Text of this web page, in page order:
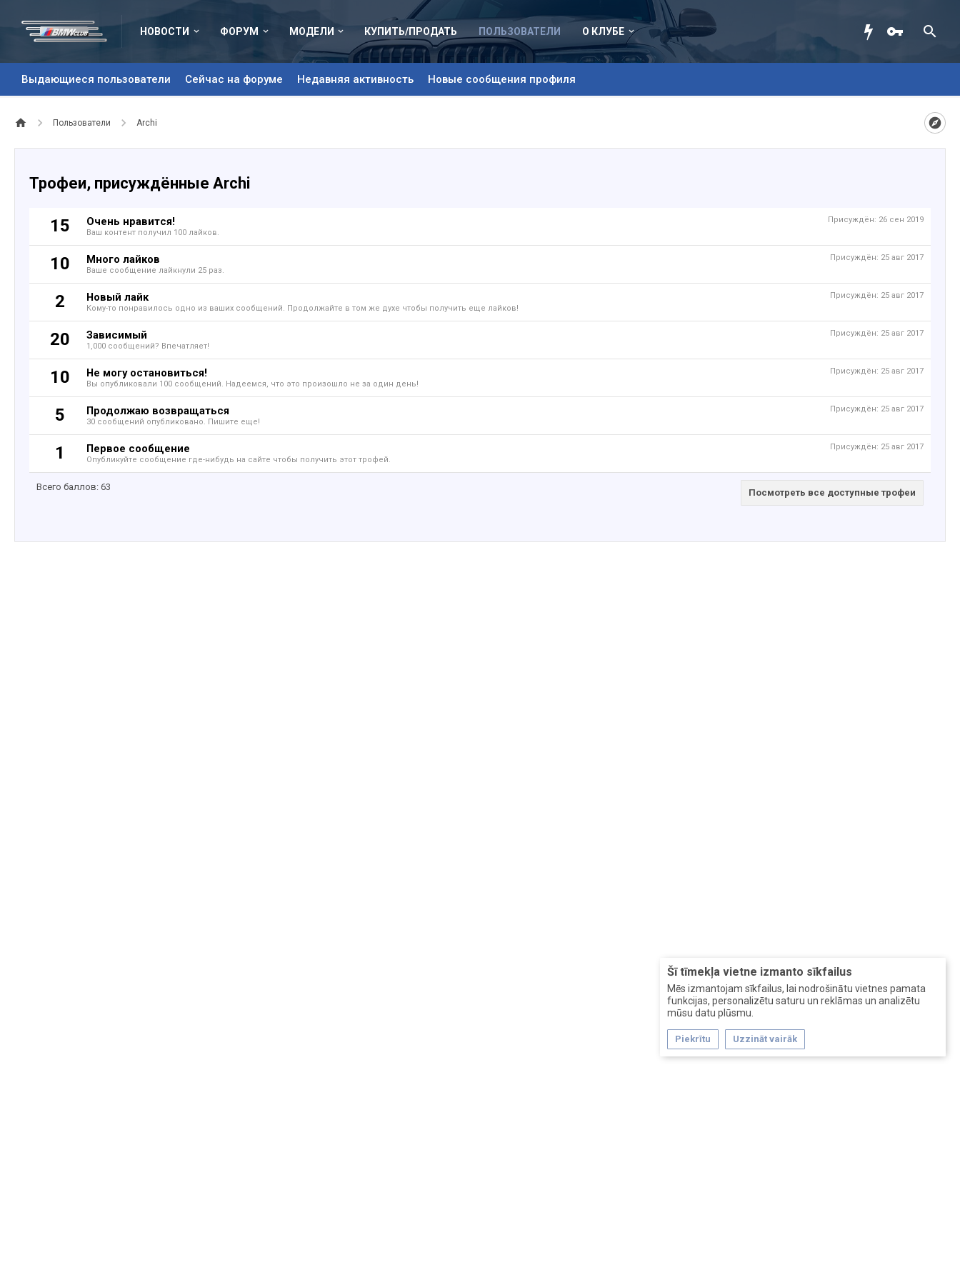
НОВОСТИ ФОРУМ МОДЕЛИ КУПИТЬ/ПРОДАТЬ ПОЛЬЗОВАТЕЛИ
Выдающиеся пользователи Сейчас на форуме Недавняя активность Новые сообщения профиля
О КЛУБЕ
Пользователи Archi
Šī tīmekļa vietne izmanto sīkfailus
Mēs izmantojam sīkfailus, lai nodrošinātu vietnes pamata
funkcijas, personalizētu saturu un reklāmas un analizētu
mūsu datu plūsmu.
Piekrītu Uzzināt vairāk
Трофеи, присуждённые Archi
15 Присуждён: 26 сен 2019
Очень нравится!
Ваш контент получил 100 лайков.
10 Присуждён: 25 авг 2017
Много лайков
Ваше сообщение лайкнули 25 раз.
2 Присуждён: 25 авг 2017
Новый лайк
Кому-то понравилось одно из ваших сообщений. Продолжайте в том же духе чтобы получить еще лайков!
20 Присуждён: 25 авг 2017
Зависимый
1,000 сообщений? Впечатляет!
10 Присуждён: 25 авг 2017
Не могу остановиться!
Вы опубликовали 100 сообщений. Надеемся, что это произошло не за один день!
5 Присуждён: 25 авг 2017
Продолжаю возвращаться
30 сообщений опубликовано. Пишите еще!
1 Присуждён: 25 авг 2017
Первое сообщение
Опубликуйте сообщение где-нибудь на сайте чтобы получить этот трофей.
Всего баллов: 63
Посмотреть все доступные трофеи